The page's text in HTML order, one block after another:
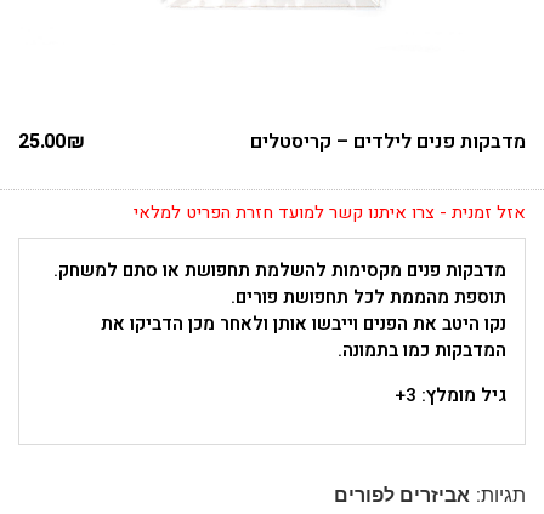
מדבקות פנים לילדים – קריסטלים 25.00₪
אזל זמנית - צרו איתנו קשר למועד חזרת הפריט למלאי
מדבקות פנים מקסימות להשלמת תחפושת או סתם למשחק.
תוספת מהממת לכל תחפושת פורים.
נקו היטב את הפנים וייבשו אותן ולאחר מכן הדביקו את
המדבקות כמו בתמונה.
גיל מומלץ: 3+
תגיות: אביזרים לפורים